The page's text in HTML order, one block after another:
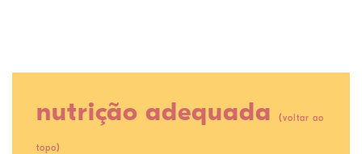
nutrição adequada (voltar ao
topo)